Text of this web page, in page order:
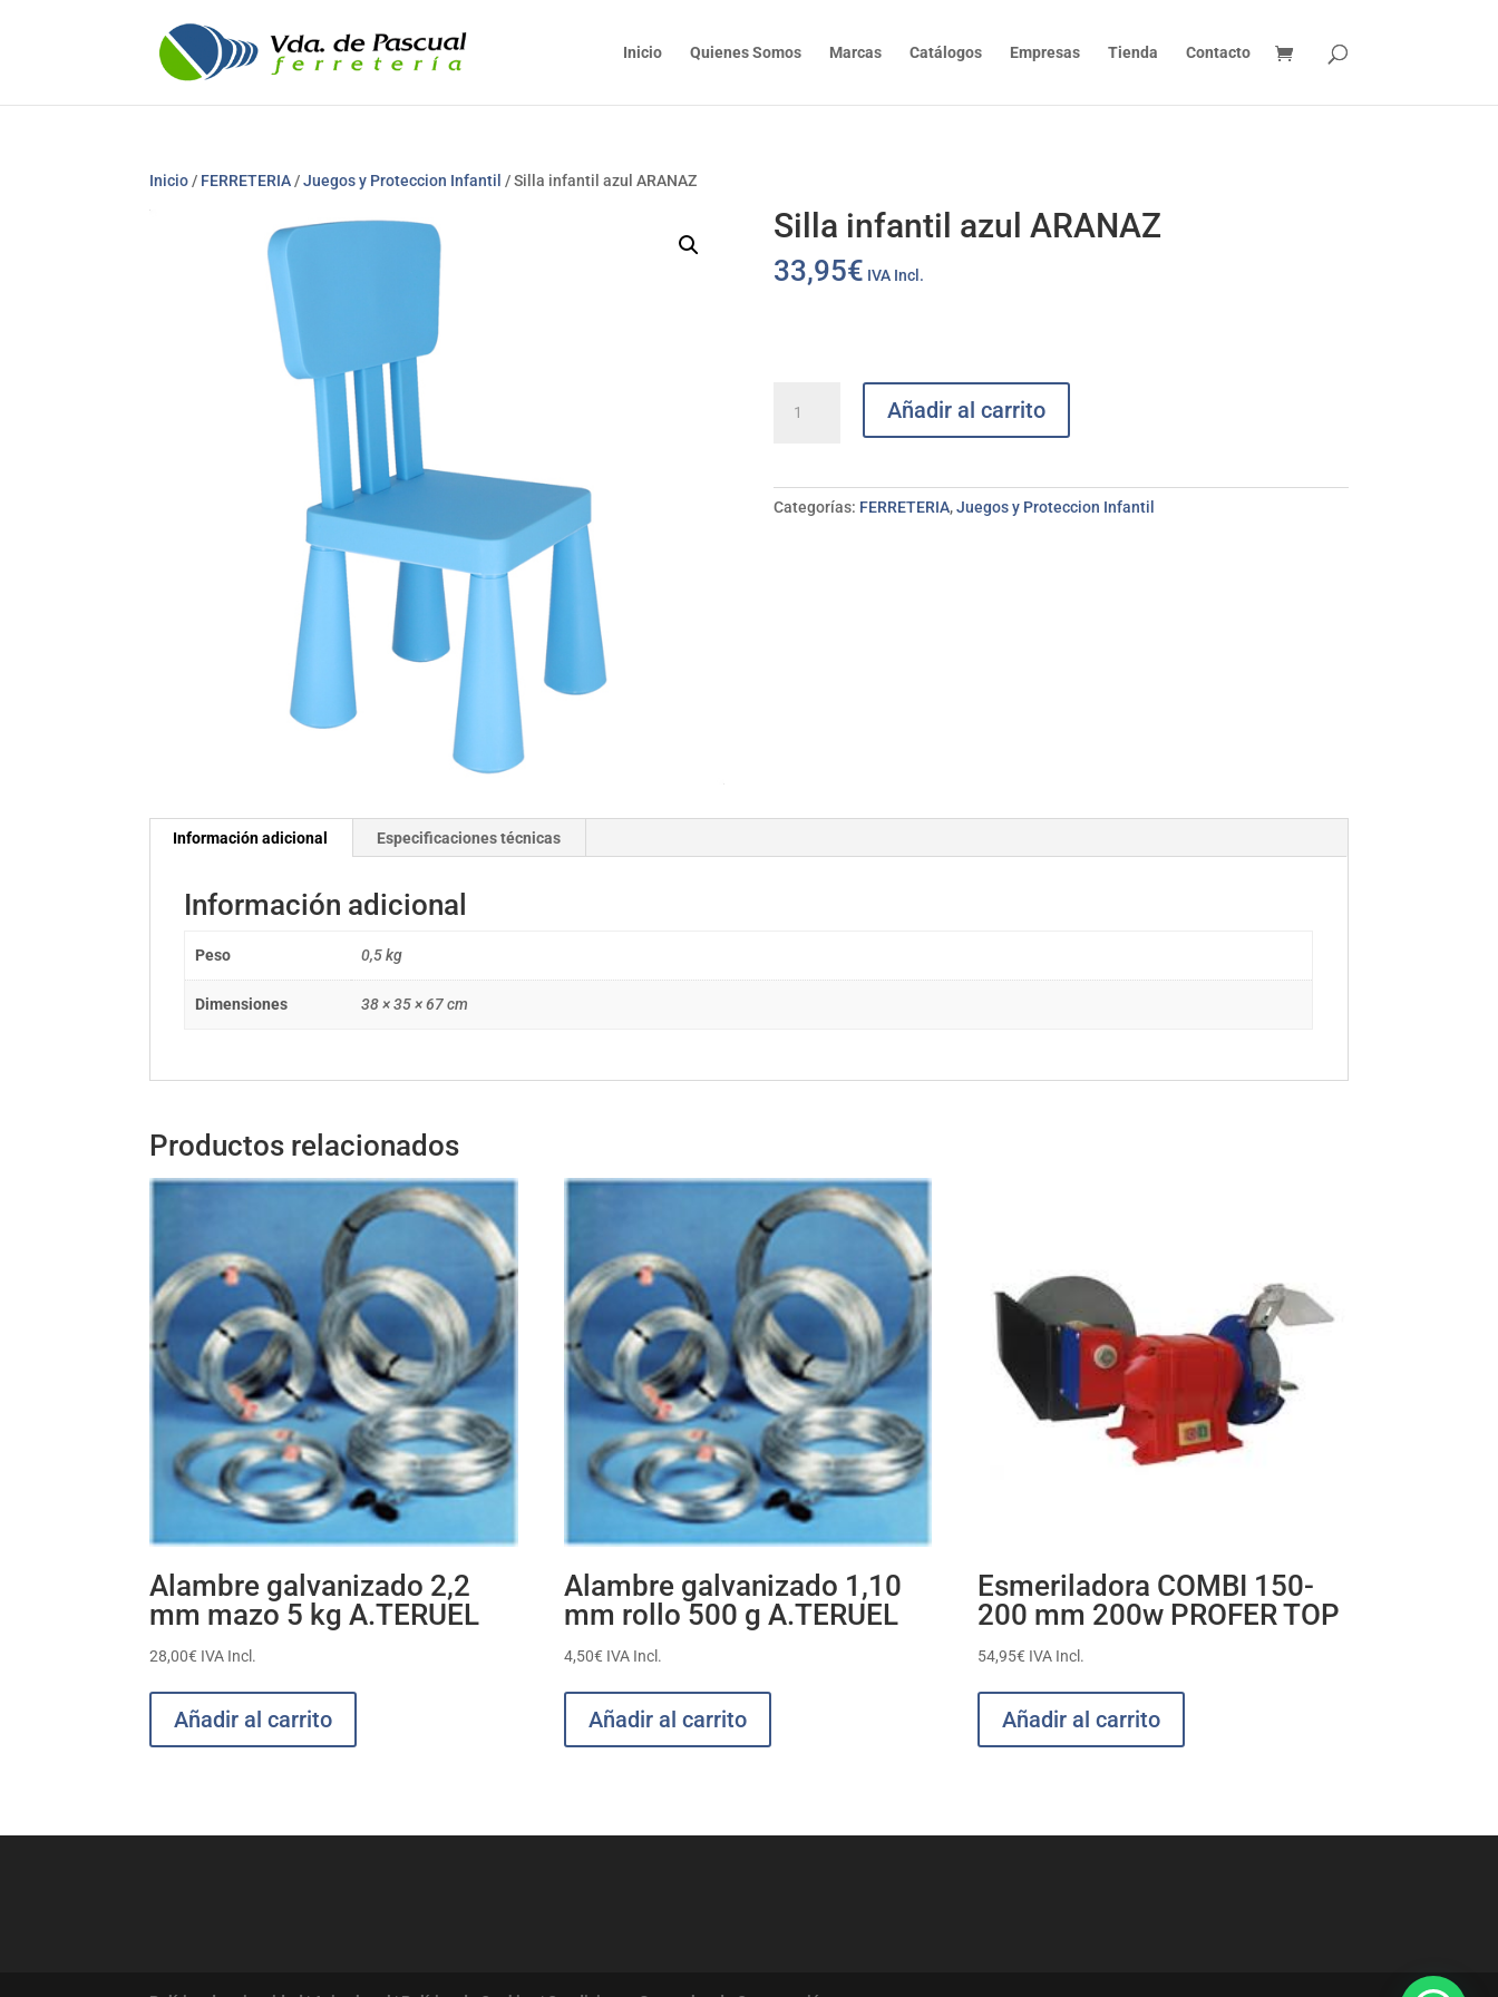
Inicio Quienes Somos Marcas Catálogos Empresas Tienda Contacto
Inicio / FERRETERIA /Juegos y Proteccion Infantil / Silla infantil azul ARANAZ
Silla infantil azul ARANAZ
33,95€ IVA Incl.
infantil
Añadir al carrito
Categorías: FERRETERIA,Juegos y Proteccion Infantil
Información adicional Especificaciones técnicas
Información adicional
Peso 0,5 kg
Dimensiones 38 × 35 × 67 cm
Productos relacionados
Alambre galvanizado 2,2
mm mazo 5 kg A.TERUEL
28,00€ IVA Incl.
Añadir al carrito
Alambre galvanizado 1,10
mm rollo 500 g A.TERUEL
4,50€ IVA Incl.
Añadir al carrito
Esmeriladora COMBI 150-
200 mm 200w PROFER TOP
54,95€ IVA Incl.
Añadir al carrito